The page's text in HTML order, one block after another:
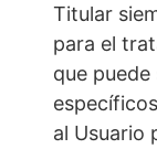
Titular
para el
que
al Usuario